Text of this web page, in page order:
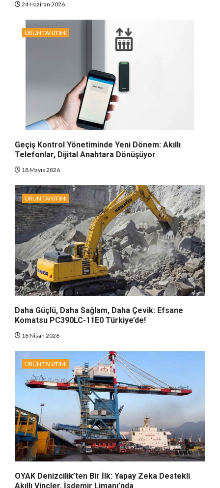
24 Haziran 2026
ÜRÜN TANITIMI
Geçiş Kontrol Yönetiminde Yeni Dönem: Akıllı
Telefonlar, Dijital Anahtara Dönüşüyor
18 Mayıs 2026
ÜRÜN TANITIMI
Daha Güçlü, Daha Sağlam, Daha Çevik: Efsane
Komatsu PC390LC-11E0 Türkiye’de!
16 Nisan 2026
ÜRÜN TANITIMI
OYAK Denizcilik’ten Bir İlk: Yapay Zeka Destekli
Akıllı Vinçler, İsdemir Limanı’nda